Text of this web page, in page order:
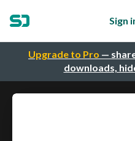
Upgrade to Pro —
downloads,
Sign